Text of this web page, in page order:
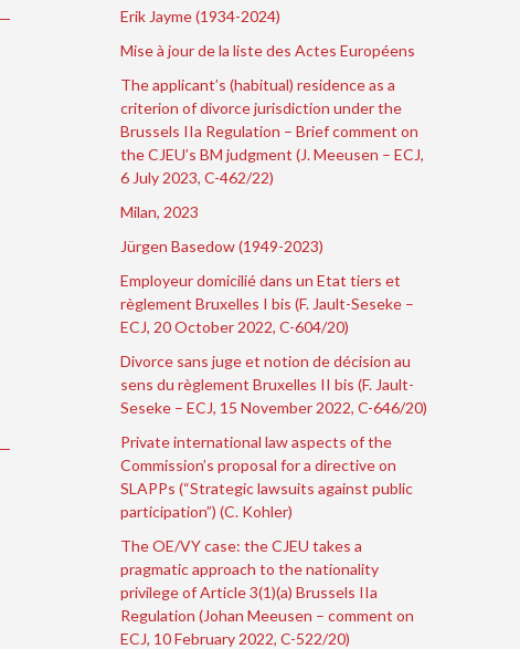
Erik Jayme (1934-2024)
Mise à jour de la liste des Actes Européens
The applicant’s (habitual) residence as a
criterion of divorce jurisdiction under the
Brussels IIa Regulation – Brief comment on
the CJEU’s BM judgment (J. Meeusen – ECJ,
6 July 2023, C-462/22)
Milan, 2023
Jürgen Basedow (1949-2023)
Employeur domicilié dans un Etat tiers et
règlement Bruxelles I bis (F. Jault-Seseke –
ECJ, 20 October 2022, C-604/20)
Divorce sans juge et notion de décision au
sens du règlement Bruxelles II bis (F. Jault-
Seseke – ECJ, 15 November 2022, C-646/20)
Private international law aspects of the
Commission’s proposal for a directive on
SLAPPs (“Strategic lawsuits against public
participation”) (C. Kohler)
The OE/VY case: the CJEU takes a
pragmatic approach to the nationality
privilege of Article 3(1)(a) Brussels IIa
Regulation (Johan Meeusen – comment on
ECJ, 10 February 2022, C-522/20)